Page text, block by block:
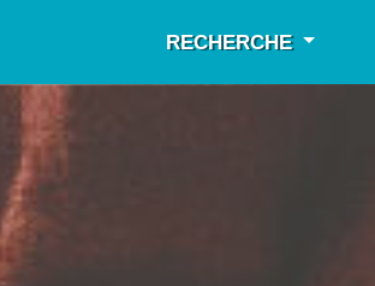
RECHERCHE